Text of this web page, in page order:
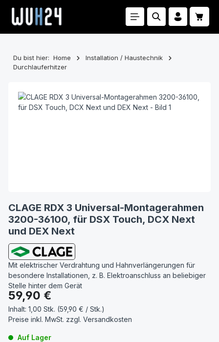
Zum Hauptinhalt springen
Du bist hier: Home
Installation / Haustechnik
Durchlauferhitzer
CLAGE RDX 3 Univer­sal-Montagerahmen
3200-36100, für DSX Touch, DCX Next
und DEX Next
Mit elektrischer Verdrahtung und Hahnverlängerungen für
besondere Installationen, z. B. Elektroanschluss an beliebiger
Stelle hinter dem Gerät
Regulärer Preis:
59,90 €
Inhalt: 1,00 Stk. (59,90 € / Stk.)
Preise inkl. MwSt. zzgl. Versandkosten
Auf Lager